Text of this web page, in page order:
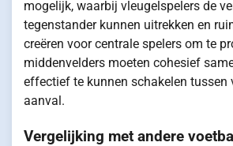
mogelijk, waarbij vleugelspelers de
tegenstander kunnen uitrekken en
creëren voor centrale spelers om te
middenvelders moeten cohesief
effectief te kunnen schakelen tussen
aanval.
Vergelijking met andere